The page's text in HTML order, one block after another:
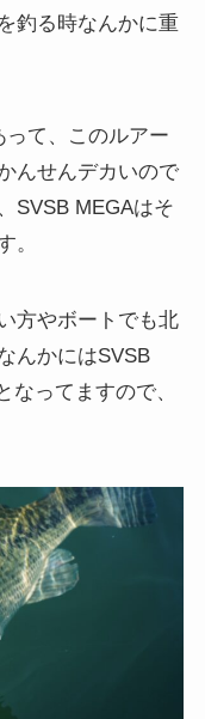
釣る時なんかに重
って、このルアー
んせんデカいので
SVSB MEGAはそ
。
方やボートでも北
んかにはSVSB
なってますので、